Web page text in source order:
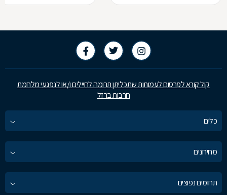
קול קורא לפרסום לעמותות שתכליתן תרומה לחיילים ו/או לנפגעי מלחמת
חרבות ברזל
כלים
מחירונים
תחומים נפוצים